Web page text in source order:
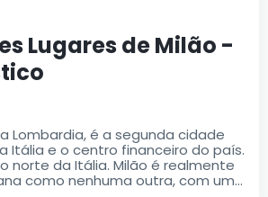
Lugares de Milão -
Lombardia, é a segunda cidade
Itália e o centro financeiro do país.
norte da Itália. Milão é realmente
como nenhuma outra, com uma